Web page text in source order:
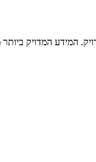
המידע המדויק